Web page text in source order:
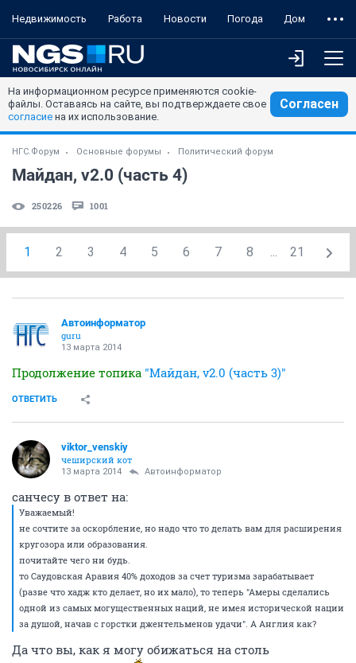
Недвижимость Работа Новости Погода Дом
На информационном ресурсе применяются cookie-
файлы. Оставаясь на сайте, вы подтверждаете свое
согласие на их использование.
Согласен
НГС.Форум Основные форумы Политический форум
Майдан, v2.0 (часть 4)
250226 1001
1 2 3 4 5 6 7 8 ... 21
Автоинформатор
guru
13 марта 2014
Продолжение топика "Майдан, v2.0 (часть 3)"
ОТВЕТИТЬ
viktor_venskiy
чеширский кот
13 марта 2014 Автоинформатор
санчесу в ответ на:
Уважаемый!
не сочтите за оскорбление, но надо что то делать вам для расширения
кругозора или образования.
почитайте чего ни будь.
то Саудовская Аравия 40% доходов за счет туризма зарабатывает
(разве что хадж кто делает, но их мало), то теперь "Амеры сделались
одной из самых могущественных наций, не имея исторической нации
за душой, начав с горстки джентельменов удачи". А Англия как?
Да что вы, как я могу обижаться на столь